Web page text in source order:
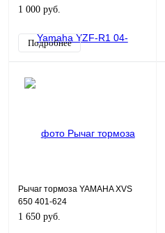
1700 09-20, MT-01 04-09
1 000 руб.
Подробнее
Рычаг тормоза YAMAHA XVS
650 401-624
1 650 руб.